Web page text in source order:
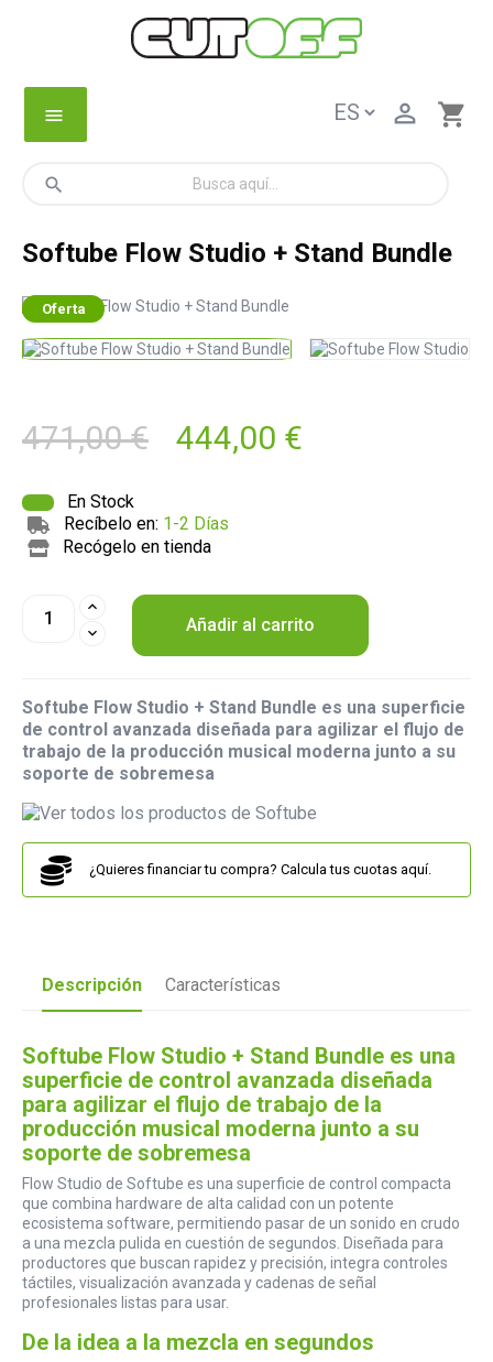
menu shopping_cart

search
Softube Flow Studio + Stand Bundle
Oferta
471,00 € 444,00 €
En Stock
Recíbelo en: 1-2 Días
Recógelo en tienda
Añadir al carrito
Softube Flow Studio + Stand Bundle es una superficie
de control avanzada diseñada para agilizar el flujo de
trabajo de la producción musical moderna junto a su
soporte de sobremesa
¿Quieres financiar tu compra? Calcula tus cuotas aquí.
Descripción Características
Softube Flow Studio + Stand Bundle es una
superficie de control avanzada diseñada
para agilizar el flujo de trabajo de la
producción musical moderna junto a su
soporte de sobremesa
Flow Studio de Softube es una superficie de control compacta
que combina hardware de alta calidad con un potente
ecosistema software, permitiendo pasar de un sonido en crudo
a una mezcla pulida en cuestión de segundos. Diseñada para
productores que buscan rapidez y precisión, integra controles
táctiles, visualización avanzada y cadenas de señal
profesionales listas para usar.
De la idea a la mezcla en segundos